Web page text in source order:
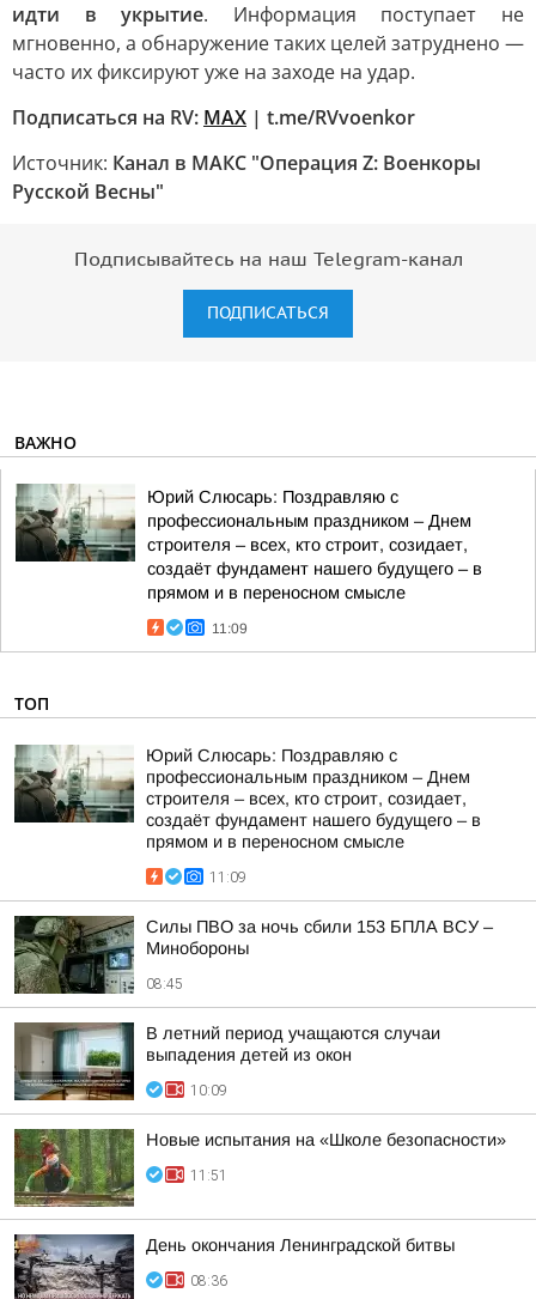
идти в укрытие. Информация поступает не
мгновенно, а обнаружение таких целей затруднено —
часто их фиксируют уже на заходе на удар.
Подписаться на RV: MAX | t.me/RVvoenkor
Источник: Канал в МАКС "Операция Z: Военкоры
Русской Весны"
Подписывайтесь на наш Telegram-канал
ПОДПИСАТЬСЯ
ВАЖНО
Юрий Слюсарь: Поздравляю с
профессиональным праздником – Днем
строителя – всех, кто строит, созидает,
создаёт фундамент нашего будущего – в
прямом и в переносном смысле
11:09
ТОП
Юрий Слюсарь: Поздравляю с
профессиональным праздником – Днем
строителя – всех, кто строит, созидает,
создаёт фундамент нашего будущего – в
прямом и в переносном смысле
11:09
Силы ПВО за ночь сбили 153 БПЛА ВСУ –
Минобороны
08:45
В летний период учащаются случаи
выпадения детей из окон
10:09
Новые испытания на «Школе безопасности»
11:51
День окончания Ленинградской битвы
08:36